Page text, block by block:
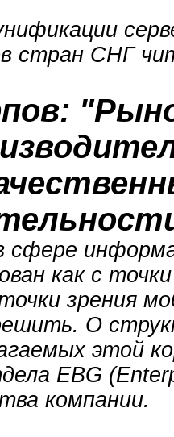
стран СНГ
сфере
как с
зрения
О
этой
EBG
компании.